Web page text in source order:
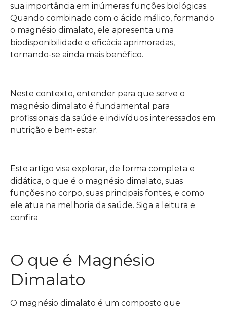
sua importância em inúmeras funções biológicas.
Quando combinado com o ácido málico, formando
o magnésio dimalato, ele apresenta uma
biodisponibilidade e eficácia aprimoradas,
tornando-se ainda mais benéfico.
Neste contexto, entender para que serve o
magnésio dimalato é fundamental para
profissionais da saúde e indivíduos interessados em
nutrição e bem-estar.
Este artigo visa explorar, de forma completa e
didática, o que é o magnésio dimalato, suas
funções no corpo, suas principais fontes, e como
ele atua na melhoria da saúde. Siga a leitura e
confira
O que é Magnésio
Dimalato
O magnésio dimalato é um composto que